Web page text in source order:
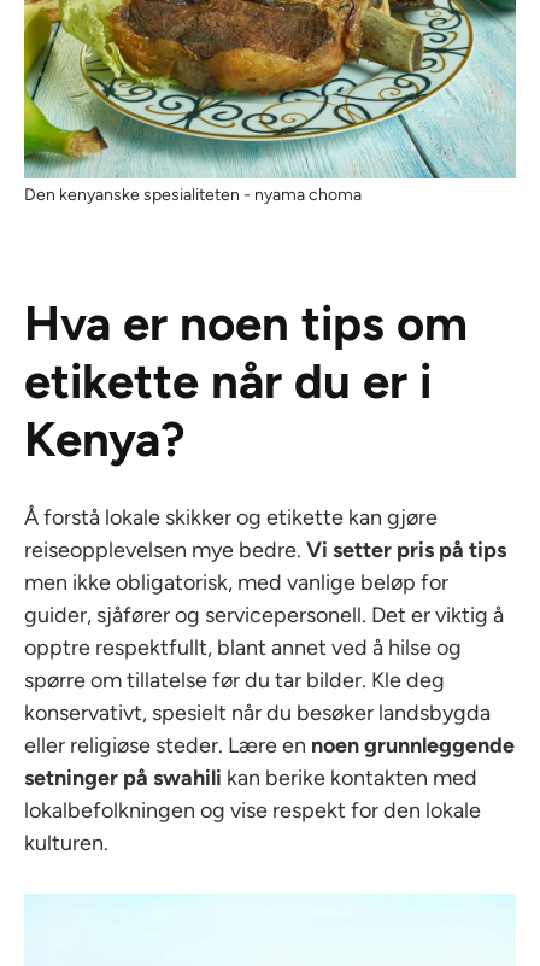
Den kenyanske spesialiteten - nyama choma
Hva er noen tips om
etikette når du er i
Kenya?
Å forstå lokale skikker og etikette kan gjøre
reiseopplevelsen mye bedre. Vi setter pris på tips
men ikke obligatorisk, med vanlige beløp for
guider, sjåfører og servicepersonell. Det er viktig å
opptre respektfullt, blant annet ved å hilse og
spørre om tillatelse før du tar bilder. Kle deg
konservativt, spesielt når du besøker landsbygda
eller religiøse steder. Lære en noen grunnleggende
setninger på swahili kan berike kontakten med
lokalbefolkningen og vise respekt for den lokale
kulturen.